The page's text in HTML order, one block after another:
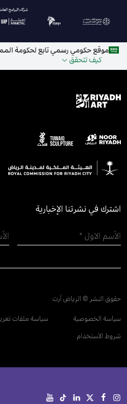
موقع حكومي رسمي تابع لحكومة
كيف تتحقق
اشترك في نشرتنا الإخبارية
حقوق النشر © الرياض آرت
سياسة الخصوصية سياسة ملفات
شروط الاستخدام